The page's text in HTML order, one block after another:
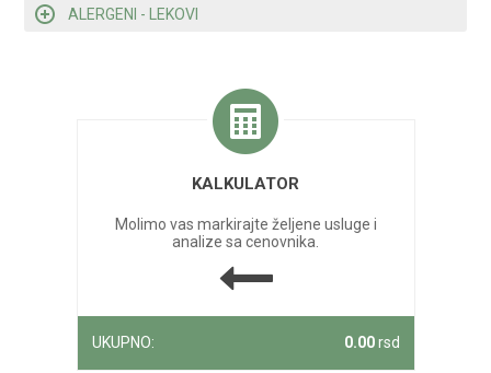
ALERGENI - LEKOVI
KALKULATOR
Molimo vas markirajte željene usluge i
analize sa cenovnika.
UKUPNO: 0.00rsd